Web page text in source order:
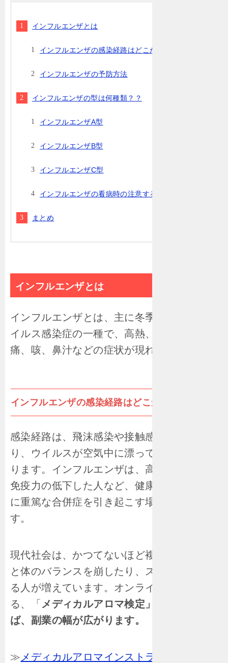
インフルエンザとは
インフルエンザの感染経路はどこから？？
インフルエンザの予防方法
インフルエンザの型は何種類？？
インフルエンザA型
インフルエンザB型
インフルエンザC型
インフルエンザの看病時の注意する5つのポイント
まとめ
インフルエンザとは
インフルエンザとは、主に冬季に流行するウ
イルス感染症の一種で、高熱、頭痛、筋肉
痛、咳、鼻汁などの症状が現れます。
インフルエンザの感染経路はどこから？？
感染経路は、飛沫感染や接触感染が主であ
り、ウイルスが空気中に漂っていることもあ
ります。インフルエンザは、高齢者や幼児、
免疫力の低下した人など、健康状態が弱い人
に重篤な合併症を引き起こす場合もありま
す。
現代社会は、かつてないほど複雑になり、心
と体のバランスを崩したり、ストレスを抱え
る人が増えています。オンラインで受講でき
る、「 メディカルアロマ検定」を取得できれ
ば、副業の幅が広がります。
≫ メディカルアロマインストラクター資格取